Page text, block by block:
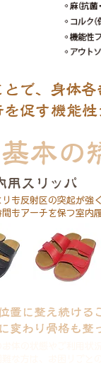
で、身体
促す機能性
本の
用スリッパ
も反射区の突起が強く
もアーチを保つ室内
置に整え続ける
わり骨格も整